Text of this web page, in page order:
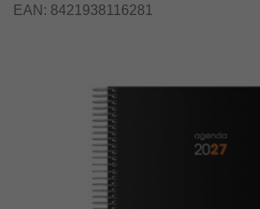
EAN: 8421938116281